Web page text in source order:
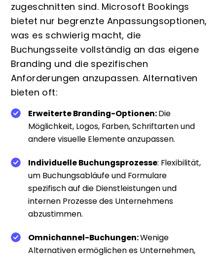
zugeschnitten sind. Microsoft Bookings
bietet nur begrenzte Anpassungsoptionen,
was es schwierig macht, die
Buchungsseite vollständig an das eigene
Branding und die spezifischen
Anforderungen anzupassen. Alternativen
bieten oft:
Erweiterte Branding-Optionen:Die
Möglichkeit, Logos, Farben, Schriftarten und
andere visuelle Elemente anzupassen.
Individuelle Buchungsprozesse: Flexibilität,
um Buchungsabläufe und Formulare
spezifisch auf die Dienstleistungen und
internen Prozesse des Unternehmens
abzustimmen.
Omnichannel-Buchungen:Wenige
Alternativen ermöglichen es Unternehmen,